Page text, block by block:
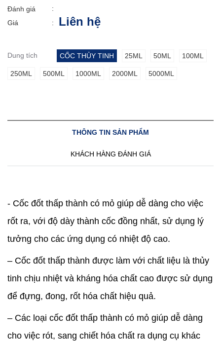
Đánh giá
:
Giá
: Liên hệ
Dung tích CỐC THỦY TINH 25ML 50ML 100ML
250ML 500ML 1000ML 2000ML 5000ML
THÔNG TIN SẢN PHẨM
KHÁCH HÀNG ĐÁNH GIÁ
- Cốc đốt thấp thành có mỏ giúp dễ dàng cho việc
rốt ra, với độ dày thành cốc đồng nhất, sử dụng lý
tưởng cho các ứng dụng có nhiệt độ cao.
– Cốc đốt thấp thành được làm với chất liệu là thủy
tinh chịu nhiệt và kháng hóa chất cao được sử dụng
để đựng, đong, rốt hóa chất hiệu quả.
– Các loại cốc đốt thấp thành có mỏ giúp dễ dàng
cho việc rót, sang chiết hóa chất ra dụng cụ khác